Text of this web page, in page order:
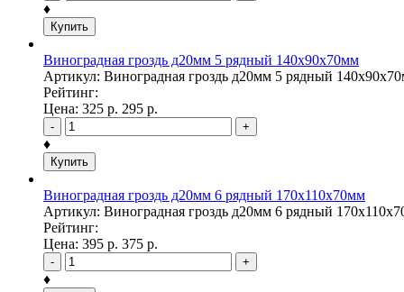
♦
Купить
Виноградная гроздь д20мм 5 рядный 140х90х70мм
Артикул: Виноградная гроздь д20мм 5 рядный
Рейтинг:
Цена: 325 р. 295 р.
- +
♦
Купить
Виноградная гроздь д20мм 6 рядный 170х110х70мм
Артикул: Виноградная гроздь д20мм 6 рядный
Рейтинг:
Цена: 395 р. 375 р.
- +
♦